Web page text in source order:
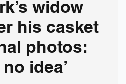
widow
his casket
photos:
no idea’